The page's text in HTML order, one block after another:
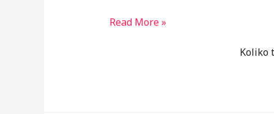
Kada
Read More »
Koliko